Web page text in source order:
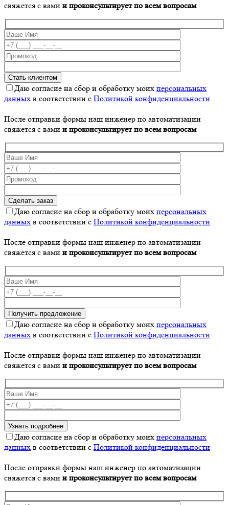
свяжется с вами и проконсультирует по всем вопросам
Даю согласие на сбор и обработку моих персональных
данных в соответствии с Политикой конфиденциальности
После отправки формы наш инженер по автоматизации
свяжется с вами и проконсультирует по всем вопросам
Даю согласие на сбор и обработку моих персональных
данных в соответствии с Политикой конфиденциальности
После отправки формы наш инженер по автоматизации
свяжется с вами и проконсультирует по всем вопросам
Даю согласие на сбор и обработку моих персональных
данных в соответствии с Политикой конфиденциальности
После отправки формы наш инженер по автоматизации
свяжется с вами и проконсультирует по всем вопросам
Даю согласие на сбор и обработку моих персональных
данных в соответствии с Политикой конфиденциальности
После отправки формы наш инженер по автоматизации
свяжется с вами и проконсультирует по всем вопросам